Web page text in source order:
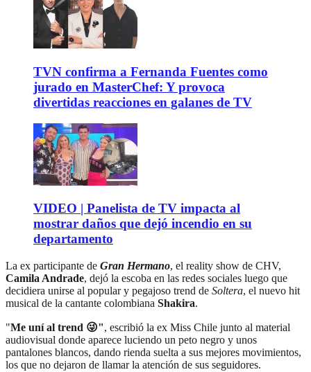
TVN confirma a Fernanda Fuentes como
jurado en MasterChef: Y provoca
divertidas reacciones en galanes de TV
VIDEO | Panelista de TV impacta al
mostrar daños que dejó incendio en su
departamento
La ex participante de Gran Hermano, el reality show de CHV,
Camila Andrade, dejó la escoba en las redes sociales luego que
decidiera unirse al popular y pegajoso trend de Soltera, el nuevo hit
musical de la cantante colombiana Shakira.
"Me uní al trend 😜", escribió la ex Miss Chile junto al material
audiovisual donde aparece luciendo un peto negro y unos
pantalones blancos, dando rienda suelta a sus mejores movimientos,
los que no dejaron de llamar la atención de sus seguidores.